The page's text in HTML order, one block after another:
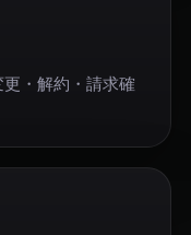
・解約・請求確